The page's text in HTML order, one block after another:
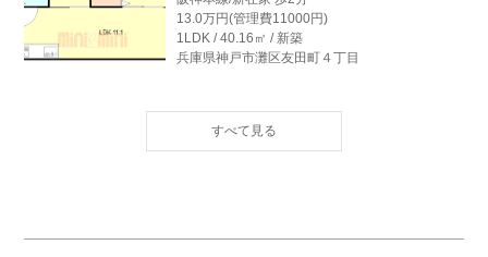
13.0万円(管理費11000円)
1LDK / 40.16㎡ / 新築
兵庫県神戸市灘区友田町４丁目
阪神本線/新在家 歩2分
12.6万円(管理費11000円)